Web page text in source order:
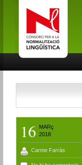
16
MARç
2018
Carme Farràs